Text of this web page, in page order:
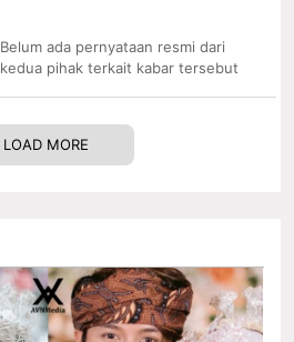
Belum ada pernyataan resmi dari
kedua pihak terkait kabar tersebut
LOAD MORE